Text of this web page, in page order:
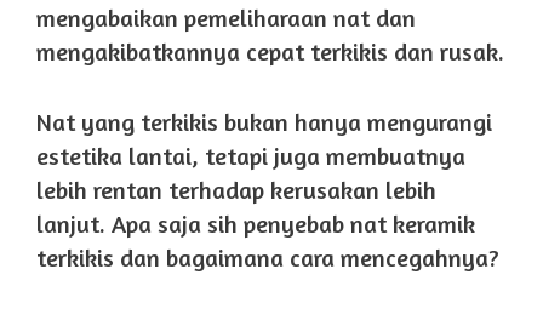
mengabaikan pemeliharaan nat dan
mengakibatkannya cepat terkikis dan rusak.
Nat yang terkikis bukan hanya mengurangi
estetika lantai, tetapi juga membuatnya
lebih rentan terhadap kerusakan lebih
lanjut. Apa saja sih penyebab nat keramik
terkikis dan bagaimana cara mencegahnya?